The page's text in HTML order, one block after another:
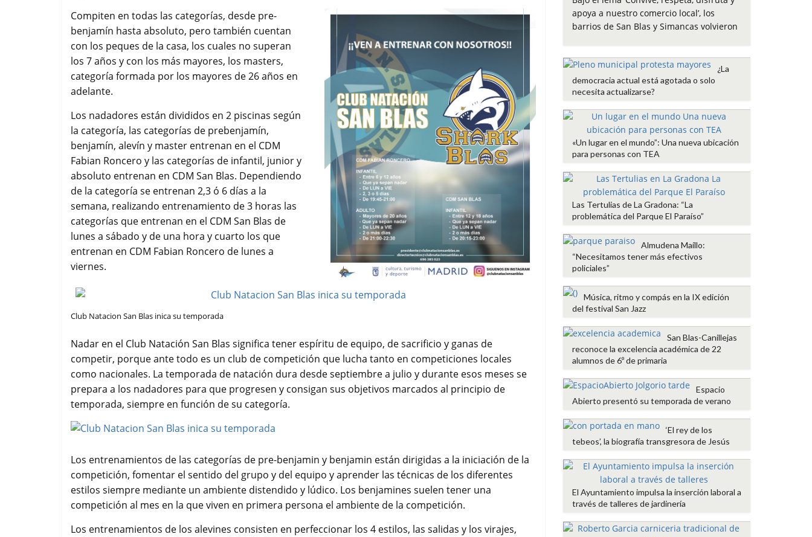
o
o
k
e
r
A
p
p
r
t
i
r
Compiten en todas las categorías, desde pre-
benjamín hasta absoluto, pero también cuentan
con los peques de la casa, los cuales no superan
los 7 años y con los más mayores, los masters,
categoría formada por los mayores de 26 años en
adelante.
Los nadadores están divididos en 2 piscinas según
la categoría, las categorías de prebenjamín,
benjamín, alevín y master entrenan en el CDM
Fabian Roncero y las categorías de infantil, junior y
absoluto entrenan en CDM San Blas. Dependiendo
de la categoría se entrenan 2,3 ó 6 días a la
semana, realizando entrenamiento de 3 horas las
categorías que entrenan en el CDM San Blas de
lunes a sábado y de una hora y cuarto los que
entrenan en CDM Fabian Roncero de lunes a
viernes.
Club Natacion San Blas inica su temporada
Nadar en el Club Natación San Blas significa tener espíritu de equipo, de sacrificio y ganas de
competir, porque ante todo es un club de competición que lucha tanto en competiciones locales
como nacionales. La temporada de natación dura desde septiembre a julio y durante esos meses se
prepara a los nadadores para que progresen y consigan sus objetivos marcados al principio de
temporada, siempre en función de su categoría.
Los entrenamientos de las categorías de pre-benjamin y benjamin están dirigidas a la iniciación de la
competición, fomentar el sentido del grupo y del equipo y aprender las técnicas de los diferentes
estilos siempre mediante un ambiente distendido y lúdico. Los benjamines suelen tener una
competición al mes en la que viven en primera persona el ambiente de la competición.
Los entrenamientos de los alevines consisten en perfeccionar los 4 estilos, las salidas y los virajes,
e
b
k
t
t
t
s
p
l
p
a
r
i
r
apoya a nuestro comercio local’, los
barrios de San Blas y Simancas volvieron
¿La
democracia actual está agotada o solo
necesita actualizarse?
«Un lugar en el mundo”: Una nueva ubicación
para personas con TEA
Las Tertulias de La Gradona: “La
problemática del Parque El Paraíso”
Almudena Maíllo:
“Necesitamos tener más efectivos
policiales”
Música, ritmo y compás en la IX edición
del festival San Jazz
San Blas-Canillejas
reconoce la excelencia académica de 22
alumnos de 6º de primaria
Espacio
Abierto presentó su temporada de verano
‘El rey de los
tebeos’, la biografía transgresora de Jesús
El Ayuntamiento impulsa la inserción laboral a
través de talleres de jardinería